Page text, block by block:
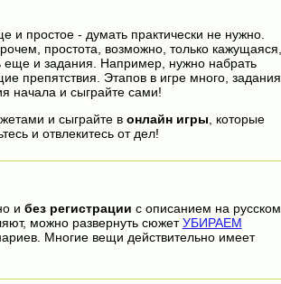
простое - думать практически не нужно.
простота, возможно, только кажущаяся,
еще и задания. Например, нужно набрать
препятствия. Этапов в игре много, задания
начала и сыграйте сами!
и сыграйте в онлайн игры, которые
и отвлекитесь от дел!
и без регистрации с описанием на русском
можно развернуть сюжетУБИРАЕМ
Многие вещи действительно имеет